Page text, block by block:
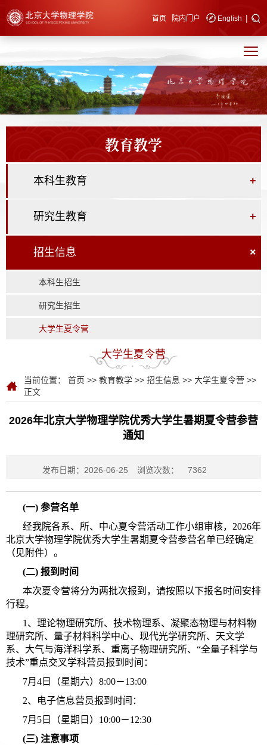
快速导航 首页 院内门户 English |
教育教学
本科生教育 +
研究生教育 +
招生信息 ×
本科生招生
研究生招生
大学生夏令营
大学生夏令营
当前位置： 首页 >> 教育教学 >> 招生信息 >> 大学生夏令营 >>
正文
2026年北京大学物理学院优秀大学生暑期夏令营参营
通知
发布日期：2026-06-25 浏览次数： 7362
(一) 参营名单
经我院各系、所、中心夏令营活动工作小组审核，2026年
北京大学物理学院优秀大学生暑期夏令营参营名单已经确定
（见附件）。
(二) 报到时间
本次夏令营将分为两批次报到，请按照以下报名时间安排
行程。
1、理论物理研究所、技术物理系、凝聚态物理与材料物
理研究所、量子材料科学中心、现代光学研究所、天文学
系、大气与海洋科学系、重离子物理研究所、“全量子科学与
技术”重点交叉学科营员报到时间：
7月4日（星期六）8:00－13:00
2、电子信息营员报到时间：
7月5日（星期日）10:00－12:30
(三) 注意事项